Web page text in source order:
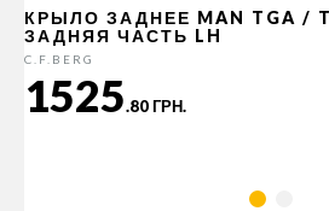
КРЫЛО ЗАДНЕЕ MAN TGA /
ЗАДНЯЯ ЧАСТЬ LH
C.F.BERG
1525.80 ГРН.